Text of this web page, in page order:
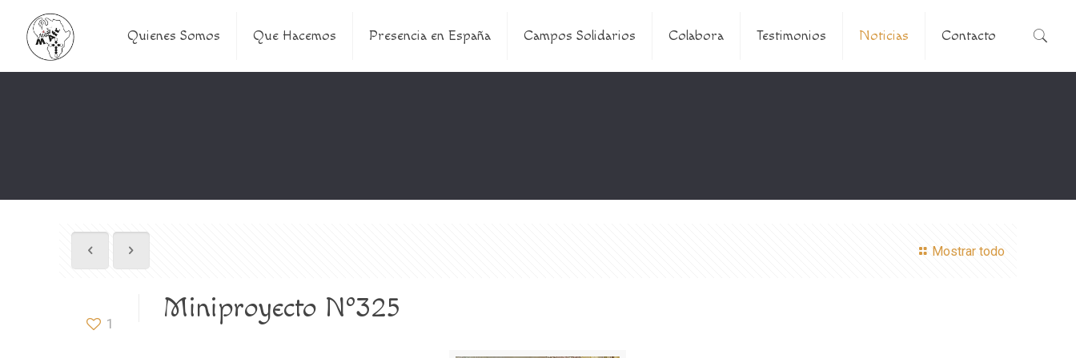
Quienes Somos Que Hacemos Presencia en España Campos Solidarios Colabora Testimonios Noticias Contacto
Mostrar todo
1 Miniproyecto Nº325